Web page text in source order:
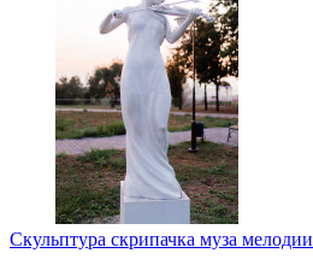
Скульптура скрипачка муза мелодии